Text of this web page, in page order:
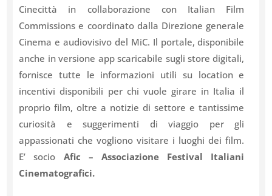
Cinecittà in collaborazione con Italian Film
Commissions e coordinato dalla Direzione generale
Cinema e audiovisivo del MiC. Il portale, disponibile
anche in versione app scaricabile sugli store digitali,
fornisce tutte le informazioni utili su location e
incentivi disponibili per chi vuole girare in Italia il
proprio film, oltre a notizie di settore e tantissime
curiosità e suggerimenti di viaggio per gli
appassionati che vogliono visitare i luoghi dei film.
E’ socio Afic – Associazione Festival Italiani
Cinematografici.